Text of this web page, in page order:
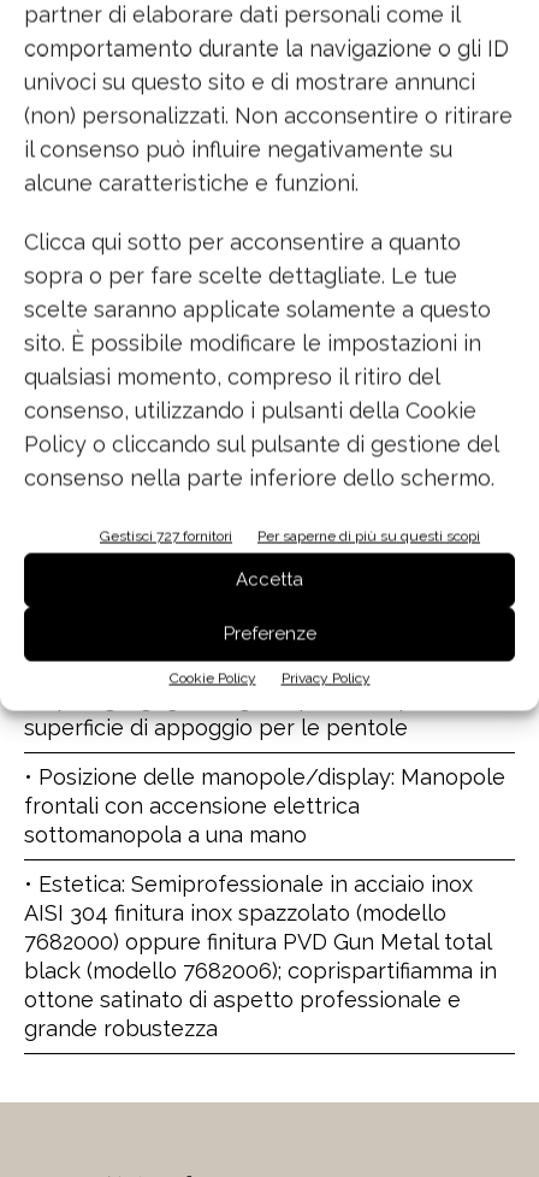
partner di elaborare dati personali come il
comportamento durante la navigazione o gli ID
univoci su questo sito e di mostrare annunci
(non) personalizzati. Non acconsentire o ritirare
il consenso può influire negativamente su
alcune caratteristiche e funzioni.
Clicca qui sotto per acconsentire a quanto
sopra o per fare scelte dettagliate. Le tue
scelte saranno applicate solamente a questo
sito. È possibile modificare le impostazioni in
qualsiasi momento, compreso il ritiro del
consenso, utilizzando i pulsanti della Cookie
Policy o cliccando sul pulsante di gestione del
consenso nella parte inferiore dello schermo.
Gestisci 727 fornitori Per saperne di più su questi scopi
Accetta
Preferenze
Cookie Policy Privacy Policy
Glispartifiamma sono in ottone con
smaltatura Black e conferiscono un aspetto
professionale, oltre ad una grande robustezza.
Disponibile in versione inox spazzolato o con
l’esclusiva finitura PVD Gun Metal
FOSTER
• Piano cottura a gas modello Milanello 5F
Incasso filo top 80,3 x 51,3 cm
• Numero fuochi: 5
• Potenza massima totale bruciatori: 10250 W
superficie di appoggio per le pentole
• Posizione delle manopole/display: Manopole
frontali con accensione elettrica
sottomanopola a una mano
• Estetica: Semiprofessionale in acciaio inox
AISI 304 finitura inox spazzolato (modello
7682000) oppure finitura PVD Gun Metal total
black (modello 7682006); coprispartifiamma in
ottone satinato di aspetto professionale e
grande robustezza